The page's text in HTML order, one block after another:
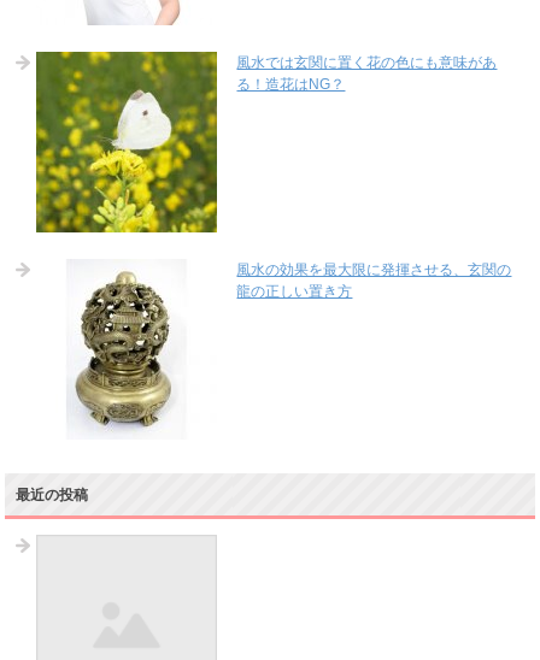
風水では玄関に置く花の色にも意味があ
る！造花はNG？
風水の効果を最大限に発揮させる、玄関の
龍の正しい置き方
最近の投稿